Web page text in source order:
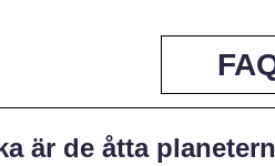
är de åtta